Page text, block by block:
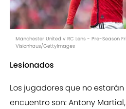
Manchester United v RC Lens - Pre-Season
Visionhaus/GettyImages
Lesionados
Los jugadores que no
encuentro son: Antony